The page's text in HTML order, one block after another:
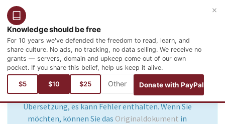
Deutsch
Knowledge should be free
For 10 years we've defended the freedom to read, learn, and
share culture. No ads, no tracking, no data selling. We receive no
grants — servers, domain and upkeep come out of our own
pocket. If you share this belief, help us keep it alive.
$5 $10 $25 Donate with PayPal
×
Dieses Dokument ist eine automatische
Übersetzung, es kann Fehler enthalten. Wenn Sie
möchten, können Sie das Originaldokument in